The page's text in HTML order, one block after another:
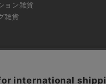
ョン雑貨
雑貨
品